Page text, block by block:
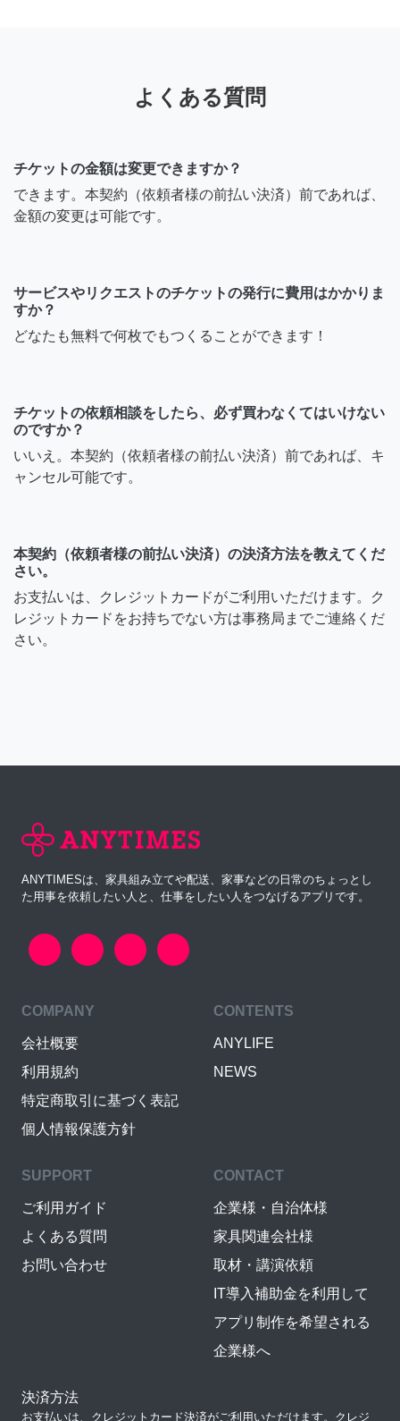
よくある質問
チケットの金額は変更できますか？
できます。本契約（依頼者様の前払い決済）前であれば、
金額の変更は可能です。
サービスやリクエストのチケットの発行に費用はかかりま
すか？
どなたも無料で何枚でもつくることができます！
チケットの依頼相談をしたら、必ず買わなくてはいけない
のですか？
いいえ。本契約（依頼者様の前払い決済）前であれば、キ
ャンセル可能です。
本契約（依頼者様の前払い決済）の決済方法を教えてくだ
さい。
お支払いは、クレジットカードがご利用いただけます。ク
レジットカードをお持ちでない方は事務局までご連絡くだ
さい。
ANYTIMESは、家具組み立てや配送、家事などの日常のちょっとし
た用事を依頼したい人と、仕事をしたい人をつなげるアプリです。
COMPANY
会社概要
利用規約
特定商取引に基づく表記
個人情報保護方針
CONTENTS
ANYLIFE
NEWS
SUPPORT
ご利用ガイド
よくある質問
お問い合わせ
CONTACT
企業様・自治体様
家具関連会社様
取材・講演依頼
IT導入補助金を利用して
アプリ制作を希望される
企業様へ
決済方法
お支払いは、クレジットカード決済がご利用いただけます。クレジ